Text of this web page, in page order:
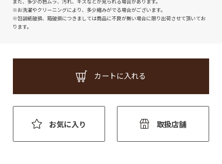
また、多少の色ムラ、汚れ、キズなどが見られる場合があります。
※お洗濯やクリーニングにより、多少縮みがでる場合がございます。
※包装紙破損、箱破損につきましては商品に不良が無い場合に限り出荷させて頂いてお
ります。
カートに入れる
お気に入り 取扱店舗